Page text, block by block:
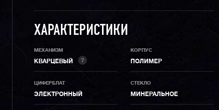
ХАРАКТЕРИСТИКИ
МЕХАНИЗМ
КВАРЦЕВЫЙ ?
КОРПУС
ПОЛИМЕР
ЦИФЕРБЛАТ
ЭЛЕКТРОННЫЙ
СТЕКЛО
МИНЕРАЛЬНОЕ